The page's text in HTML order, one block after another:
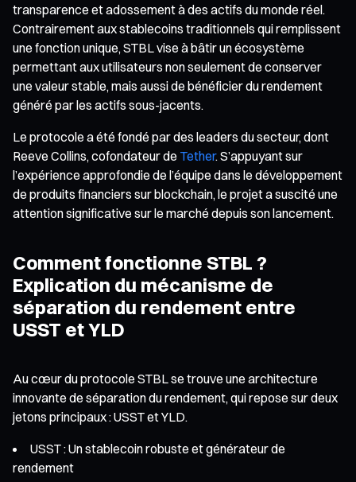
transparence et adossement à des actifs du monde réel.
Contrairement aux stablecoins traditionnels qui remplissent
une fonction unique, STBL vise à bâtir un écosystème
permettant aux utilisateurs non seulement de conserver
une valeur stable, mais aussi de bénéficier du rendement
généré par les actifs sous-jacents.
Le protocole a été fondé par des leaders du secteur, dont
Reeve Collins, cofondateur de Tether. S’appuyant sur
l’expérience approfondie de l’équipe dans le développement
de produits financiers sur blockchain, le projet a suscité une
attention significative sur le marché depuis son lancement.
Comment fonctionne STBL ?
Explication du mécanisme de
séparation du rendement entre
USST et YLD
Au cœur du protocole STBL se trouve une architecture
innovante de séparation du rendement, qui repose sur deux
jetons principaux : USST et YLD.
USST : Un stablecoin robuste et générateur de
rendement